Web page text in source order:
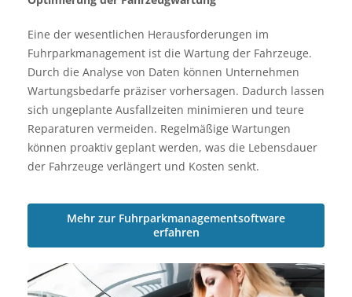
Eine der wesentlichen Herausforderungen im
Fuhrparkmanagement ist die Wartung der Fahrzeuge.
Durch die Analyse von Daten können Unternehmen
Wartungsbedarfe präziser vorhersagen. Dadurch lassen
sich ungeplante Ausfallzeiten minimieren und teure
Reparaturen vermeiden. Regelmäßige Wartungen
können proaktiv geplant werden, was die Lebensdauer
der Fahrzeuge verlängert und Kosten senkt.
Mehr zur Fuhrparkmanagementsoftware
erfahren